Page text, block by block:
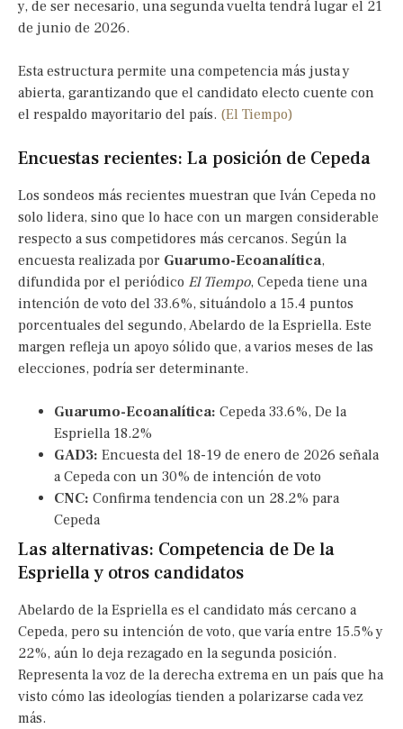
y, de ser necesario, una segunda vuelta tendrá lugar el 21
de junio de 2026.
Esta estructura permite una competencia más justa y
abierta, garantizando que el candidato electo cuente con
el respaldo mayoritario del país. (El Tiempo)
Encuestas recientes: La posición de Cepeda
Los sondeos más recientes muestran que Iván Cepeda no
solo lidera, sino que lo hace con un margen considerable
respecto a sus competidores más cercanos. Según la
encuesta realizada por Guarumo-Ecoanalítica,
difundida por el periódico El Tiempo, Cepeda tiene una
intención de voto del 33.6%, situándolo a 15.4 puntos
porcentuales del segundo, Abelardo de la Espriella. Este
margen refleja un apoyo sólido que, a varios meses de las
elecciones, podría ser determinante.
Guarumo-Ecoanalítica: Cepeda 33.6%, De la
Espriella 18.2%
GAD3: Encuesta del 18-19 de enero de 2026 señala
a Cepeda con un 30% de intención de voto
CNC: Confirma tendencia con un 28.2% para
Cepeda
Las alternativas: Competencia de De la
Espriella y otros candidatos
Abelardo de la Espriella es el candidato más cercano a
Cepeda, pero su intención de voto, que varía entre 15.5% y
22%, aún lo deja rezagado en la segunda posición.
Representa la voz de la derecha extrema en un país que ha
visto cómo las ideologías tienden a polarizarse cada vez
más.